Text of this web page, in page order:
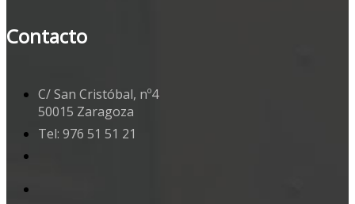
Contacto
C/ San Cristóbal, nº4
50015 Zaragoza
Tel: 976 51 51 21